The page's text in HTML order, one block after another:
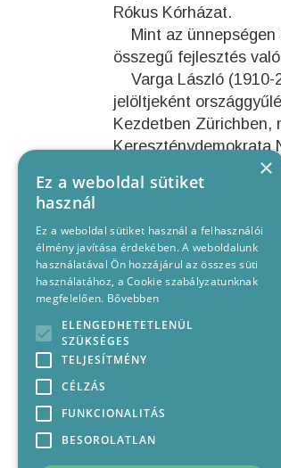
Rókus Kórházat.
Mint az ünnepségen
összegű fejlesztés
Varga László (1910-
jelöltjeként
Kezdetben Zürichben,
Kereszténydemokrata
dolgozott. 1994 és
KORÁBBI
×
Ez a weboldal sütiket
használ
Ez a weboldal sütiket használ a felhasználói
élmény javítása érdekében. A weboldalunk
használatával Ön hozzájárul az összes süti
használatához, a Cookie szabályzatunknak
megfelelően. Bővebben
ELENGEDHETETLENÜL
SZÜKSÉGES
TELJESÍTMÉNY
CÉLZÁS
FUNKCIONALITÁS
BESOROLATLAN